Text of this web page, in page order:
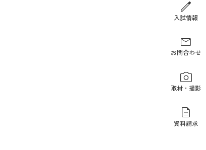
入試情報
お問合わせ
取材・撮影
資料請求